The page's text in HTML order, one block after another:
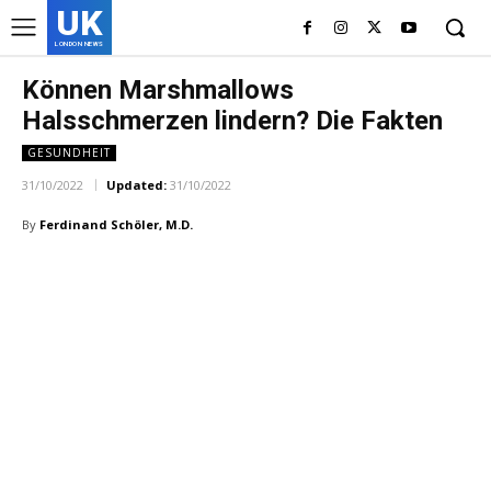
UK
LONDON NEWS
Können Marshmallows
Halsschmerzen lindern? Die Fakten
GESUNDHEIT
31/10/2022 Updated: 31/10/2022
By Ferdinand Schöler, M.D.